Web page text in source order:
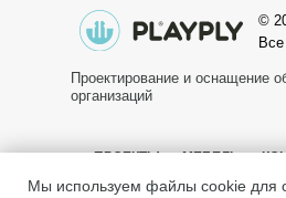
ПРОЕКТЫ МЕБЕЛЬ
Проектирование и оснащение
организаций
+7
play@playply.ru
©
Мы используем файлы cookie для